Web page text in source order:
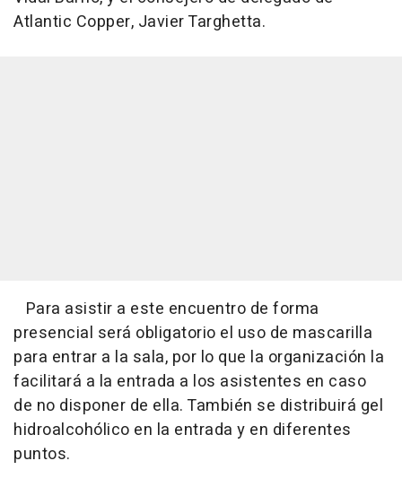
Atlantic Copper, Javier Targhetta.
Para asistir a este encuentro de forma
presencial será obligatorio el uso de mascarilla
para entrar a la sala, por lo que la organización la
facilitará a la entrada a los asistentes en caso
de no disponer de ella. También se distribuirá gel
hidroalcohólico en la entrada y en diferentes
puntos.